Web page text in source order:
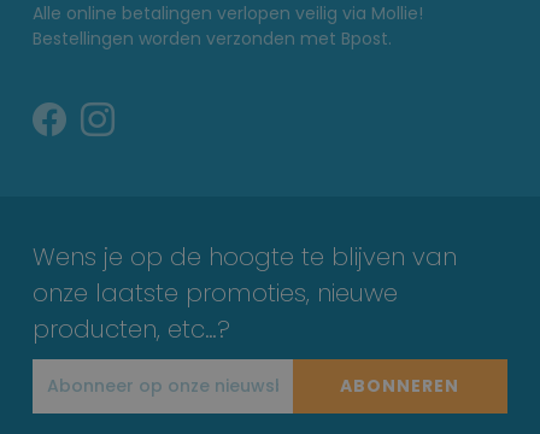
Alle online betalingen verlopen veilig via Mollie!
Bestellingen worden verzonden met Bpost.
Wens je op de hoogte te blijven van
onze laatste promoties, nieuwe
producten, etc…?
ABONNEREN